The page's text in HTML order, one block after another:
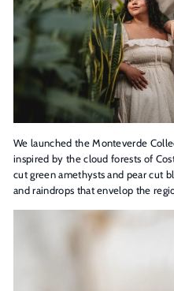
i
g
n
We launched the Monteverde
inspired by the cloud forests of
cut green amethysts and pear cut
and raindrops that envelop the